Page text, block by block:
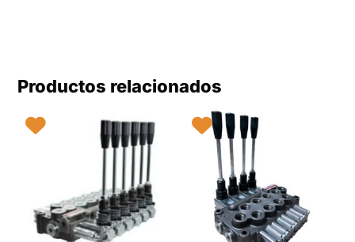
Productos relacionados